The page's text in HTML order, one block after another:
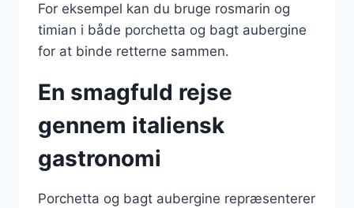
For eksempel kan du bruge rosmarin og
timian i både porchetta og bagt aubergine
for at binde retterne sammen.
En smagfuld rejse
gennem italiensk
gastronomi
Porchetta og bagt aubergine repræsenterer